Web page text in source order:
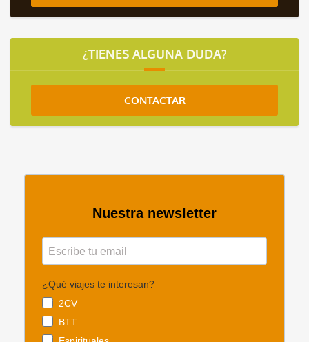
¿TIENES ALGUNA DUDA?
CONTACTAR